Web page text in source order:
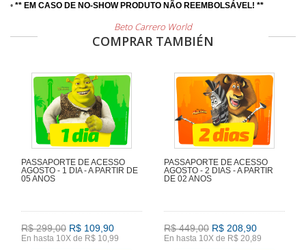
• ** EM CASO DE NO-SHOW PRODUTO NÃO REEMBOLSÁVEL! **
Beto Carrero World
COMPRAR TAMBIÉN
PASSAPORTE DE ACESSO
AGOSTO - 1 DIA - A PARTIR DE
05 ANOS
R$ 299,00 R$ 109,90
En hasta 10X de R$ 10,99
PASSAPORTE DE ACESSO
AGOSTO - 2 DIAS - A PARTIR
DE 02 ANOS
R$ 449,00 R$ 208,90
En hasta 10X de R$ 20,89